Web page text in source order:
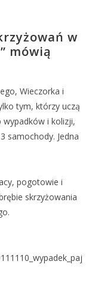
w
mówią
Wieczorka i
tym, którzy uczą
wypadków i kolizji,
samochody. Jedna
pogotowie i
skrzyżowania